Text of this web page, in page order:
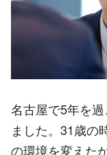
名古屋で5年を
ました。31歳の
の環境を変えた